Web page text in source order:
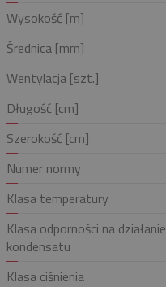
Wysokość [m]
Średnica [mm]
Wentylacja [szt.]
Długość [cm]
Szerokość [cm]
Numer normy
Klasa temperatury
Klasa odporności na działanie
kondensatu
Klasa ciśnienia